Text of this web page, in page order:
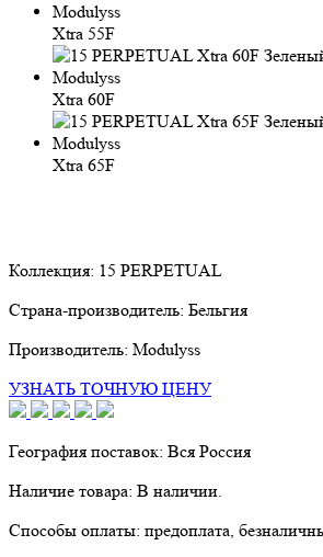
Xtra 55F
Xtra 60F
Xtra 65F
Коллекция: 15 PERPETUAL
Страна-производитель: Бельгия
Производитель: Modulyss
УЗНАТЬ ТОЧНУЮ ЦЕНУ
География поставок: Вся Россия
Наличие товара: В наличии.
Способы оплаты: предоплата,